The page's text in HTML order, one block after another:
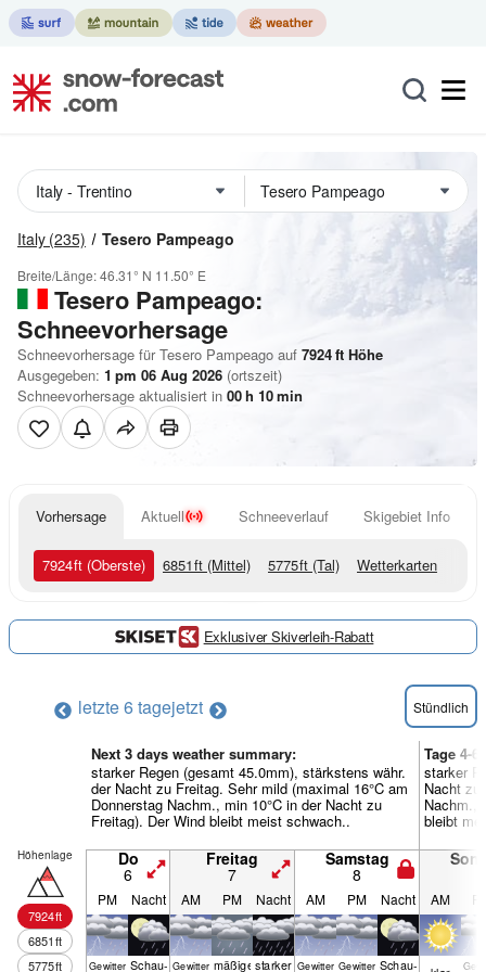
Italy (235) Tesero Pampeago
Breite/Länge:46.31° N 11.50° E
Tesero Pampeago:
Schneevorhersage
Schneevorhersage für Tesero Pampeago auf 7924ft Höhe
Ausgegeben: 1 pm 06 Aug 2026 (ortszeit)
Schneevorhersage aktualisiert in 00h 10min
Vorhersage Aktuell Schneeverlauf Skigebiet Info
7924ft (Oberste) 6851ft (Mittel) 5775ft (Tal) Wetterkarten
Exklusiver Skiverleih-Rabatt
letzte 6 tagejetzt Stündlich
Next 3 days weather summary:
starker Regen (gesamt 45.0mm), stärkstens währ.
der Nacht zu Freitag. Sehr mild (maximal 16°C am
Donnerstag Nachm., min 10°C in der Nacht zu
Freitag). Der Wind bleibt meist schwach..
Tage 4-
starker
Nacht zu
Nachm.,
bleibt
Höhenlage
7924ft
6851ft
5775ft
Do
6
Freitag
7
Samstag
8
PM Nacht AM PM Nacht AM PM Nacht AM
Gewitter Schau­ Gewitter mäßigerstarker Gewitter Gewitter Schau­